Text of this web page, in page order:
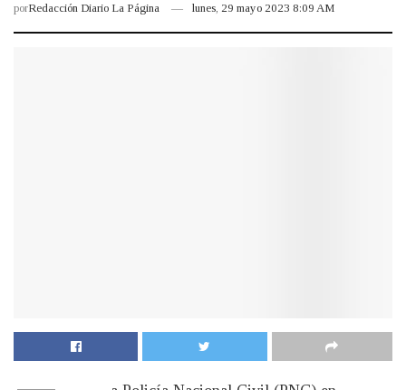
porRedacción Diario La Página lunes, 29 mayo 2023 8:09 AM